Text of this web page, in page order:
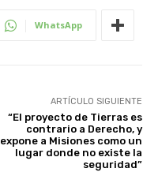
WhatsApp
ARTÍCULO SIGUIENTE
“El proyecto de Tierras es
contrario a Derecho, y
expone a Misiones como un
lugar donde no existe la
seguridad”